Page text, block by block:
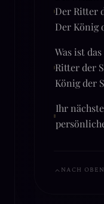
Der König
Ritter der
König der